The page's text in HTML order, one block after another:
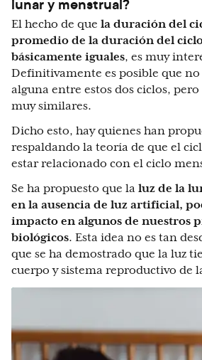
lunar y menstrual?
El hecho de que la duración del
promedio de la duración del
básicamente iguales, es muy
Definitivamente es posible que
alguna entre estos dos ciclos,
muy similares.
Dicho esto, hay quienes han
respaldando la teoría de que el
estar relacionado con el ciclo
Se ha propuesto que la luz de la
en la ausencia de luz artificial,
impacto en algunos de nuestros
biológicos. Esta idea no es tan
que se ha demostrado que la luz
cuerpo y sistema reproductivo de